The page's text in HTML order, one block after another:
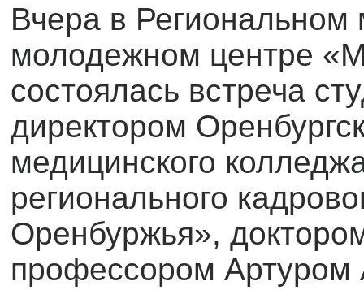
Вчера в
молодежном центре
состоялась встреча
директором
медицинского
регионального
Оренбуржья»,
профессором Артуром